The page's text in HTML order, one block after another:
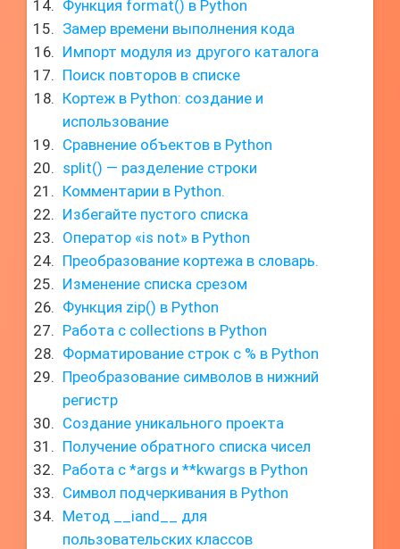
Функция format() в Python
Замер времени выполнения кода
Импорт модуля из другого каталога
Поиск повторов в списке
Кортеж в Python: создание и
использование
Сравнение объектов в Python
split() — разделение строки
Комментарии в Python.
Избегайте пустого списка
Оператор «is not» в Python
Преобразование кортежа в словарь.
Изменение списка срезом
Функция zip() в Python
Работа с collections в Python
Форматирование строк с % в Python
Преобразование символов в нижний
регистр
Создание уникального проекта
Получение обратного списка чисел
Работа с *args и **kwargs в Python
Символ подчеркивания в Python
Метод __iand__ для
пользовательских классов